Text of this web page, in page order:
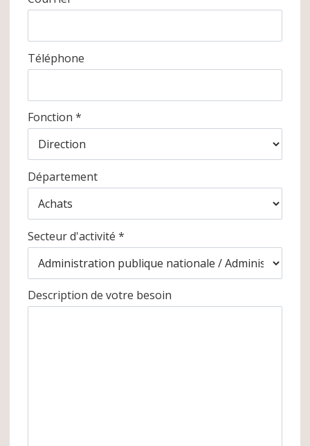
Téléphone
Fonction *
Département
Secteur d'activité *
Description de votre besoin